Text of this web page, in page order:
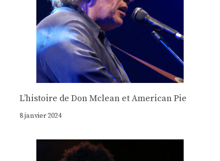
Lʼhistoire de Don Mclean et American Pie
8 janvier 2024